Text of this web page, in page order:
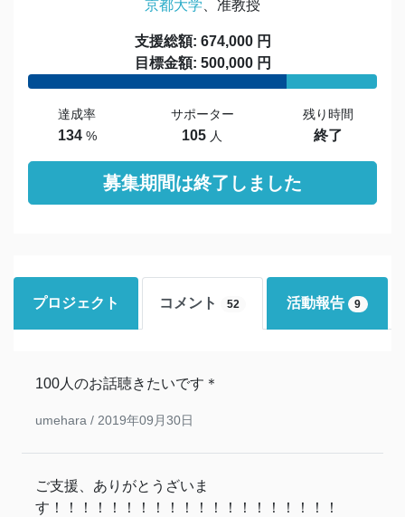
京都大学 、准教授
支援総額: 674,000 円
目標金額: 500,000 円
達成率
134 %
サポーター
105 人
残り時間
終了
募集期間は終了しました
プロジェクト コメント 52 活動報告 9
100人のお話聴きたいです＊
umehara / 2019年09月30日
ご支援、ありがとうざいま
す！！！！！！！！！！！！！！！！！！！！